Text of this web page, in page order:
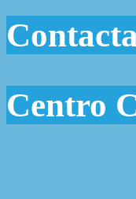
Centro